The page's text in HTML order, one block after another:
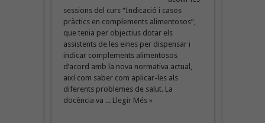
sessions del curs “Indicació i casos
pràctics en complements alimentosos”,
que tenia per objectius dotar els
assistents de les eines per dispensar i
indicar complements alimentosos
d’acord amb la nova normativa actual,
així com saber com aplicar-les als
diferents problemes de salut. La
docència va ... Llegir Més »